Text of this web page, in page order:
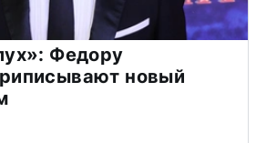
Федору
новый